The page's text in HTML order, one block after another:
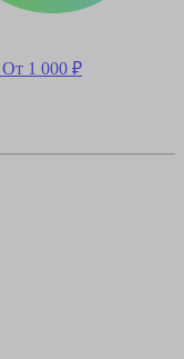
От 1 000 ₽